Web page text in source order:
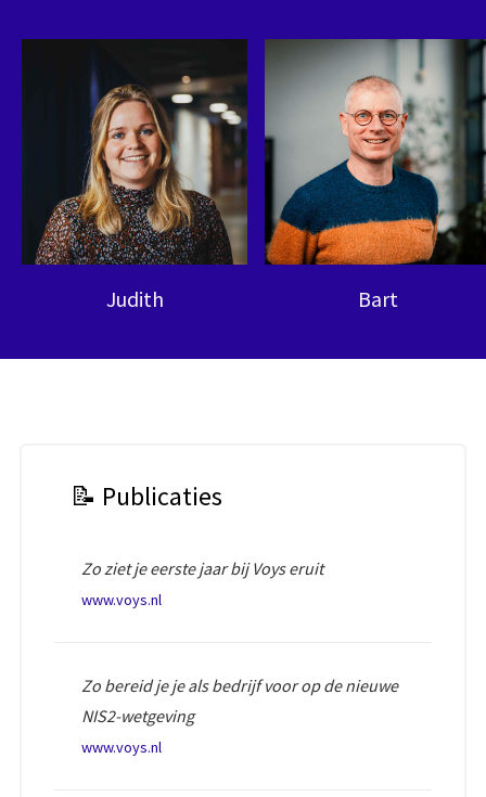
Judith Bart
📝 Publicaties
Zo ziet je eerste jaar bij Voys eruit
www.voys.nl
Zo bereid je je als bedrijf voor op de nieuwe
NIS2-wetgeving
www.voys.nl